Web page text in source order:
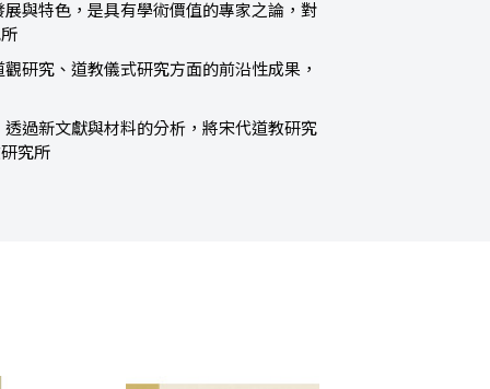
與特色，是具有學術價值的專家之論，對
研究、道教儀式研究方面的前沿性成果，
過新文獻與材料的分析，將宋代道教研究
究所